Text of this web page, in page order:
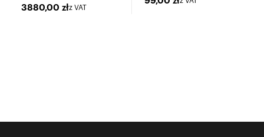
3880,00 złz VAT